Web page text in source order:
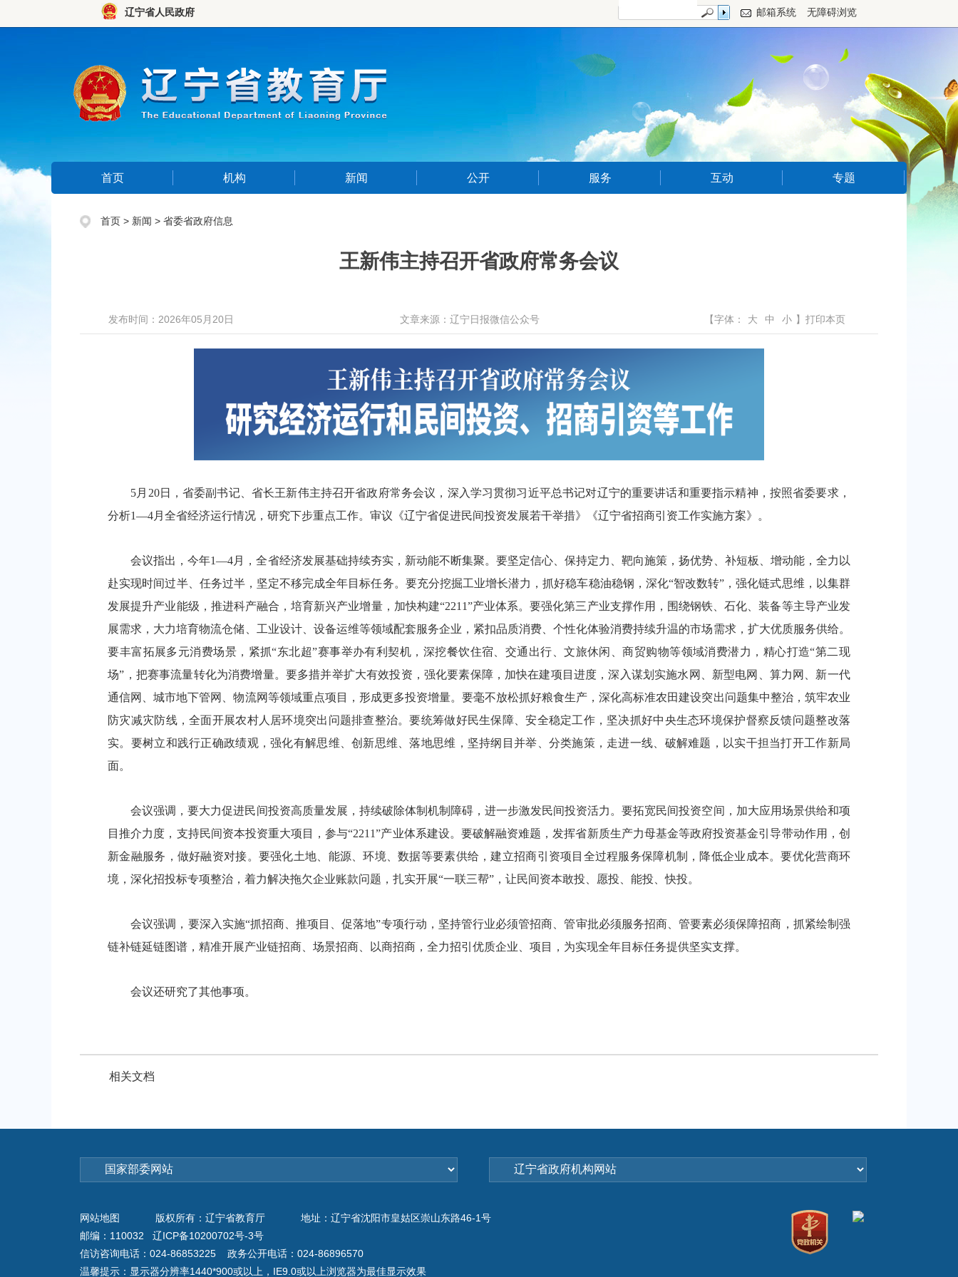
辽宁省人民政府 邮箱系统 无障碍浏览
首页 机构 新闻 公开 服务 互动 专题
首页 > 新闻 > 省委省政府信息
王新伟主持召开省政府常务会议
发布时间：2026年05月20日 文章来源：辽宁日报微信公众号 【字体： 大 中 小 】打印本页
5月20日，省委副书记、省长王新伟主持召开省政府常务会议，深入学习贯彻习近平总书记对辽宁的重要讲话和重要指示精神，按照省委要求，
分析1—4月全省经济运行情况，研究下步重点工作。审议《辽宁省促进民间投资发展若干举措》《辽宁省招商引资工作实施方案》。
会议指出，今年1—4月，全省经济发展基础持续夯实，新动能不断集聚。要坚定信心、保持定力、靶向施策，扬优势、补短板、增动能，全力以
赴实现时间过半、任务过半，坚定不移完成全年目标任务。要充分挖掘工业增长潜力，抓好稳车稳油稳钢，深化“智改数转”，强化链式思维，以集群
发展提升产业能级，推进科产融合，培育新兴产业增量，加快构建“2211”产业体系。要强化第三产业支撑作用，围绕钢铁、石化、装备等主导产业发
展需求，大力培育物流仓储、工业设计、设备运维等领域配套服务企业，紧扣品质消费、个性化体验消费持续升温的市场需求，扩大优质服务供给。
要丰富拓展多元消费场景，紧抓“东北超”赛事举办有利契机，深挖餐饮住宿、交通出行、文旅休闲、商贸购物等领域消费潜力，精心打造“第二现
场”，把赛事流量转化为消费增量。要多措并举扩大有效投资，强化要素保障，加快在建项目进度，深入谋划实施水网、新型电网、算力网、新一代
通信网、城市地下管网、物流网等领域重点项目，形成更多投资增量。要毫不放松抓好粮食生产，深化高标准农田建设突出问题集中整治，筑牢农业
防灾减灾防线，全面开展农村人居环境突出问题排查整治。要统筹做好民生保障、安全稳定工作，坚决抓好中央生态环境保护督察反馈问题整改落
实。要树立和践行正确政绩观，强化有解思维、创新思维、落地思维，坚持纲目并举、分类施策，走进一线、破解难题，以实干担当打开工作新局
面。
会议强调，要大力促进民间投资高质量发展，持续破除体制机制障碍，进一步激发民间投资活力。要拓宽民间投资空间，加大应用场景供给和项
目推介力度，支持民间资本投资重大项目，参与“2211”产业体系建设。要破解融资难题，发挥省新质生产力母基金等政府投资基金引导带动作用，创
新金融服务，做好融资对接。要强化土地、能源、环境、数据等要素供给，建立招商引资项目全过程服务保障机制，降低企业成本。要优化营商环
境，深化招投标专项整治，着力解决拖欠企业账款问题，扎实开展“一联三帮”，让民间资本敢投、愿投、能投、快投。
会议强调，要深入实施“抓招商、推项目、促落地”专项行动，坚持管行业必须管招商、管审批必须服务招商、管要素必须保障招商，抓紧绘制强
链补链延链图谱，精准开展产业链招商、场景招商、以商招商，全力招引优质企业、项目，为实现全年目标任务提供坚实支撑。
会议还研究了其他事项。
相关文档
网站地图 版权所有：辽宁省教育厅
地址：辽宁省沈阳市皇姑区崇山东路46-1号
邮编：110032 辽ICP备10200702号-3号
信访咨询电话：024-86853225 政务公开电话：024-86896570
温馨提示：显示器分辨率1440*900或以上，IE9.0或以上浏览器为最佳显示效果